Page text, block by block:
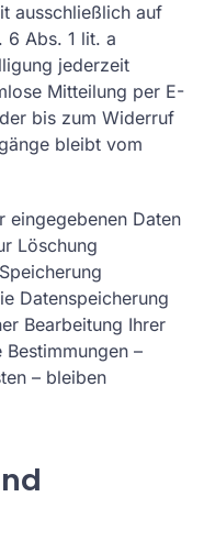
ausschließlich auf
6 Abs. 1 lit. a
jederzeit
Mitteilung per E-
bis zum Widerruf
bleibt vom
eingegebenen Daten
Löschung
Datenspeicherung
Bearbeitung Ihrer
–
– bleiben